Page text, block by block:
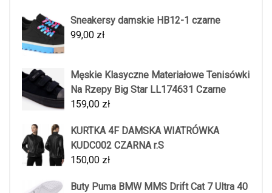
Sneakersy damskie HB12-1 czarne
99,00 zł
Męskie Klasyczne Materiałowe Tenisówki
Na Rzepy Big Star LL174631 Czarne
159,00 zł
KURTKA 4F DAMSKA WIATRÓWKA
KUDC002 CZARNA r.S
150,00 zł
Buty Puma BMW MMS Drift Cat 7 Ultra 40